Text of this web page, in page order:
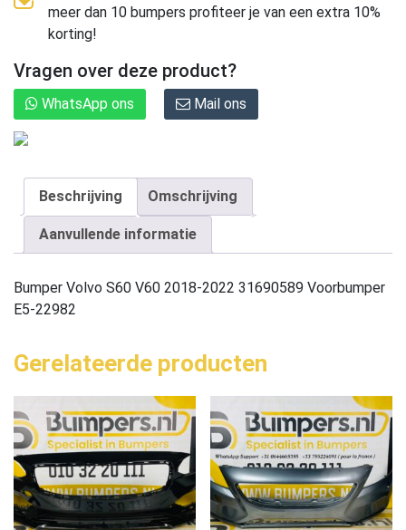
meer dan 10 bumpers profiteer je van een extra 10%
korting!
Vragen over deze product?
WhatsApp ons Mail ons
Beschrijving Omschrijving
Aanvullende informatie
Bumper Volvo S60 V60 2018-2022 31690589 Voorbumper
E5-22982
Gerelateerde producten